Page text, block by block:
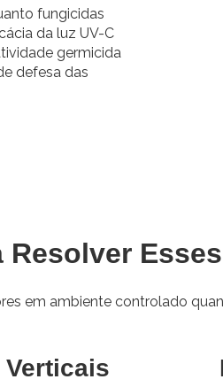
fungicidas
da luz UV-C
germicida
defesa das
Resolver
em ambiente controlado